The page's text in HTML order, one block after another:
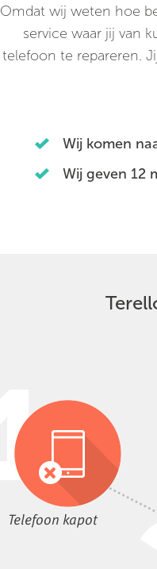
Omdat wij weten hoe
service waar jij van
telefoon te repareren.
Wij komen
Wij geven 12
Telefoon kapot